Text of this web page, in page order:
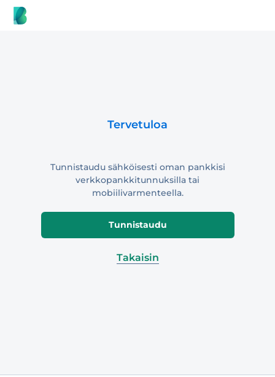
Tervetuloa
Tunnistaudu sähköisesti oman pankkisi
verkkopankkitunnuksilla tai
mobiilivarmenteella.
Tunnistaudu
Takaisin